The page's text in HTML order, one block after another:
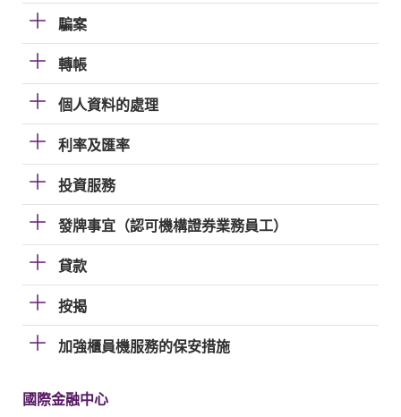
騙案
轉帳
個人資料的處理
利率及匯率
投資服務
發牌事宜（認可機構證券業務員工）
貸款
按揭
加強櫃員機服務的保安措施
國際金融中心